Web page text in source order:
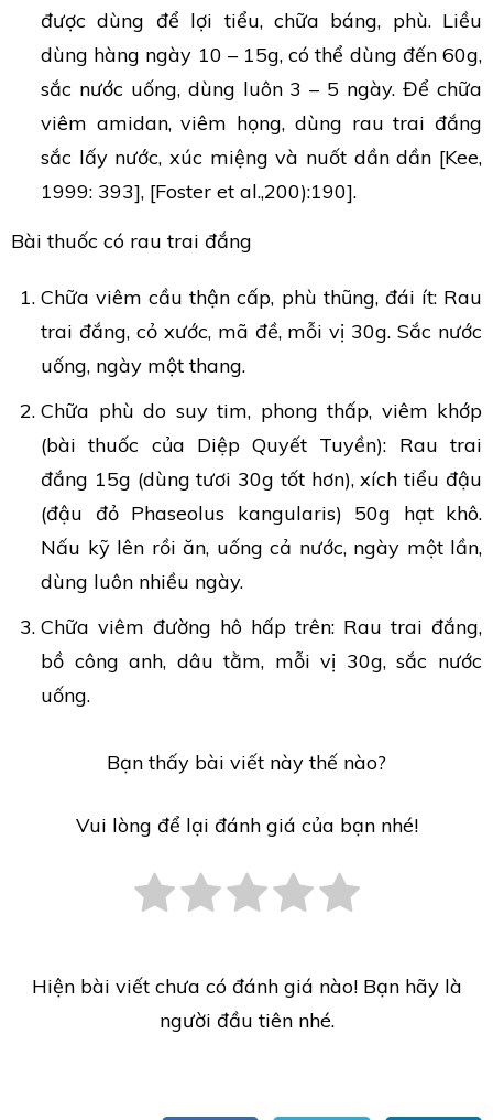
được dùng để lợi tiểu, chữa báng, phù. Liều
dùng hàng ngày 10 – 15g, có thể dùng đến 60g,
sắc nước uống, dùng luôn 3 – 5 ngày. Để chữa
viêm amidan, viêm họng, dùng rau trai đắng
sắc lấy nước, xúc miệng và nuốt dần dần [Kee,
1999: 393], [Foster et al.,200):190].
Bài thuốc có rau trai đắng
Chữa viêm cầu thận cấp, phù thũng, đái ít: Rau
trai đắng, cỏ xước, mã đề, mỗi vị 30g. Sắc nước
uống, ngày một thang.
Chữa phù do suy tim, phong thấp, viêm khớp
(bài thuốc của Diệp Quyết Tuyền): Rau trai
đắng 15g (dùng tươi 30g tốt hơn), xích tiểu đậu
(đậu đỏ Phaseolus kangularis) 50g hạt khô.
Nấu kỹ lên rồi ăn, uống cả nước, ngày một lần,
dùng luôn nhiều ngày.
Chữa viêm đường hô hấp trên: Rau trai đắng,
bồ công anh, dâu tằm, mỗi vị 30g, sắc nước
uống.
Bạn thấy bài viết này thế nào?
Vui lòng để lại đánh giá của bạn nhé!
Hiện bài viết chưa có đánh giá nào! Bạn hãy là
người đầu tiên nhé.